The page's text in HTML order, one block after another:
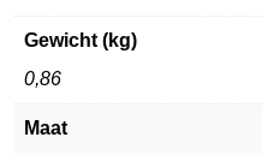
Gewicht (kg)
0,86
Maat